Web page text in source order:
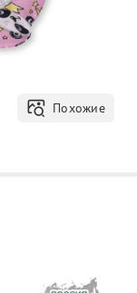
Похожие